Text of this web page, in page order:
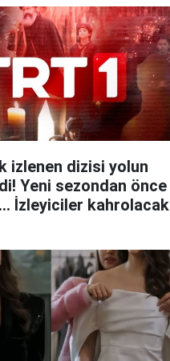
izlenen dizisi yolun
Yeni sezondan önce
İzleyiciler kahrolacak